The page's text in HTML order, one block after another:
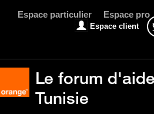
Espace particulier Espace pro
Espace client
Le forum
Tunisie